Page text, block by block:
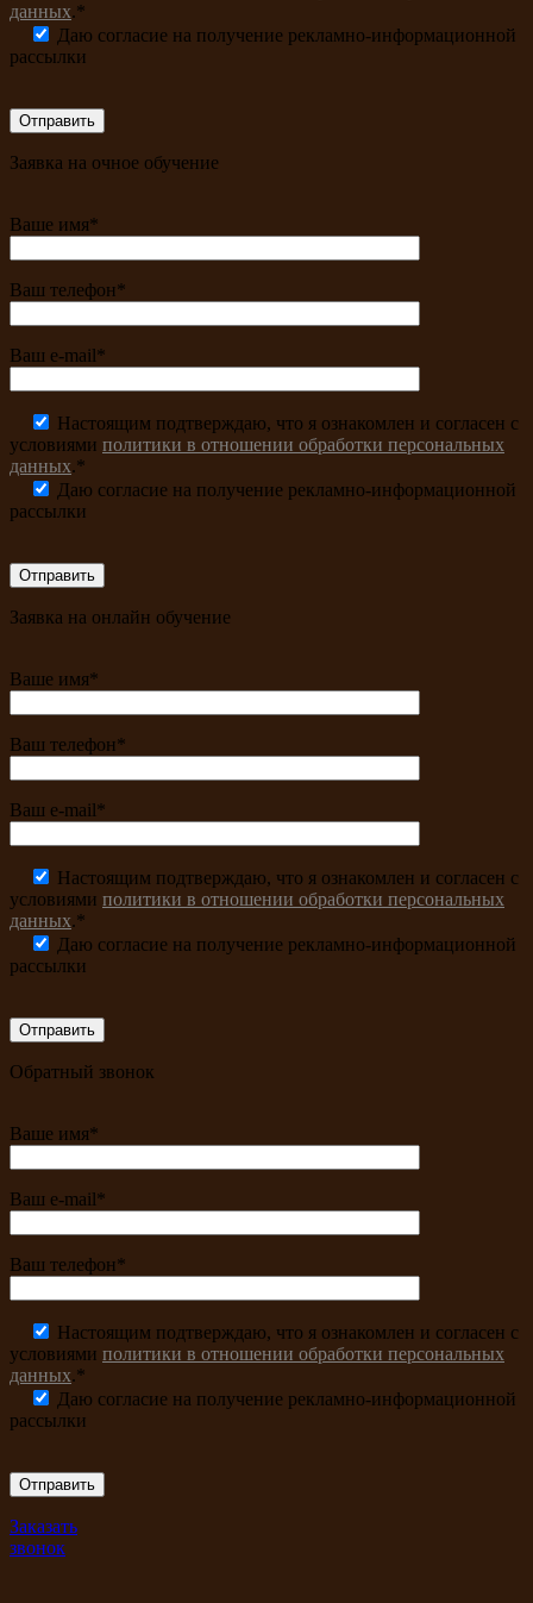
данных.*
Даю согласие на получение рекламно-информационной
рассылки
Заявка на очное обучение
Ваше имя*
Ваш телефон*
Ваш e-mail*
Настоящим подтверждаю, что я ознакомлен и согласен с
условиями политики в отношении обработки персональных
данных.*
Даю согласие на получение рекламно-информационной
рассылки
Заявка на онлайн обучение
Ваше имя*
Ваш телефон*
Ваш e-mail*
Настоящим подтверждаю, что я ознакомлен и согласен с
условиями политики в отношении обработки персональных
данных.*
Даю согласие на получение рекламно-информационной
рассылки
Обратный звонок
Ваше имя*
Ваш e-mail*
Ваш телефон*
Настоящим подтверждаю, что я ознакомлен и согласен с
условиями политики в отношении обработки персональных
данных.*
Даю согласие на получение рекламно-информационной
рассылки
Заказать
звонок